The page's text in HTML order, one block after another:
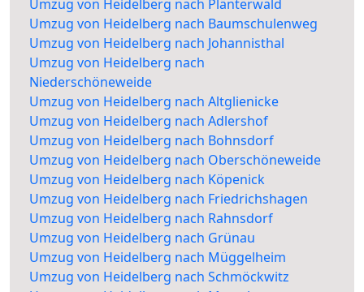
Umzug von Heidelberg nach Plänterwald
Umzug von Heidelberg nach Baumschulenweg
Umzug von Heidelberg nach Johannisthal
Umzug von Heidelberg nach
Niederschöneweide
Umzug von Heidelberg nach Altglienicke
Umzug von Heidelberg nach Adlershof
Umzug von Heidelberg nach Bohnsdorf
Umzug von Heidelberg nach Oberschöneweide
Umzug von Heidelberg nach Köpenick
Umzug von Heidelberg nach Friedrichshagen
Umzug von Heidelberg nach Rahnsdorf
Umzug von Heidelberg nach Grünau
Umzug von Heidelberg nach Müggelheim
Umzug von Heidelberg nach Schmöckwitz